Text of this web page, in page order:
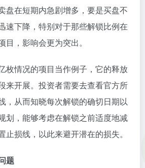
盘在短期内急剧增多，要是买盘不
速下降，特别对于那些解锁比例在
，影响会更为突出。
枚情况的项目当作例子，它的释放
来开展。投资者需要去查看官方所
，从而知晓每次解锁的确切日期以
划，能够考虑在解锁之前适度地减
止损线，以此来避开潜在的损失。
题